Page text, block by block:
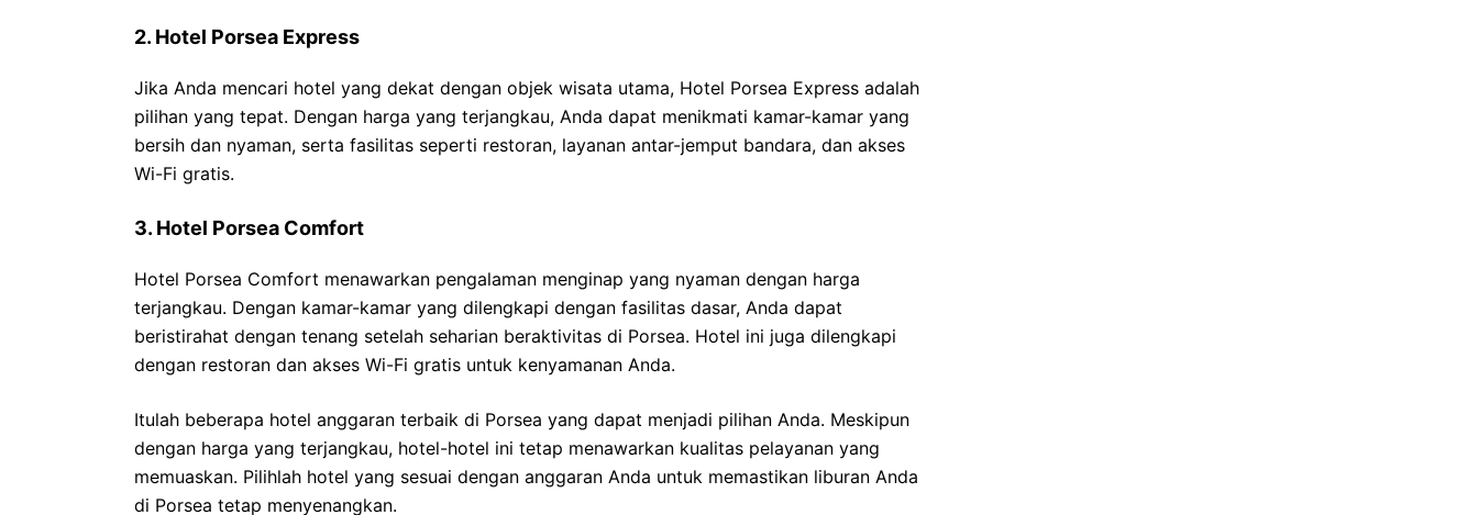
2. Hotel Porsea Express
Jika Anda mencari hotel yang dekat dengan objek wisata utama, Hotel Porsea Express adalah
pilihan yang tepat. Dengan harga yang terjangkau, Anda dapat menikmati kamar-kamar yang
bersih dan nyaman, serta fasilitas seperti restoran, layanan antar-jemput bandara, dan akses
Wi-Fi gratis.
3. Hotel Porsea Comfort
Hotel Porsea Comfort menawarkan pengalaman menginap yang nyaman dengan harga
terjangkau. Dengan kamar-kamar yang dilengkapi dengan fasilitas dasar, Anda dapat
beristirahat dengan tenang setelah seharian beraktivitas di Porsea. Hotel ini juga dilengkapi
dengan restoran dan akses Wi-Fi gratis untuk kenyamanan Anda.
Itulah beberapa hotel anggaran terbaik di Porsea yang dapat menjadi pilihan Anda. Meskipun
dengan harga yang terjangkau, hotel-hotel ini tetap menawarkan kualitas pelayanan yang
memuaskan. Pilihlah hotel yang sesuai dengan anggaran Anda untuk memastikan liburan Anda
di Porsea tetap menyenangkan.